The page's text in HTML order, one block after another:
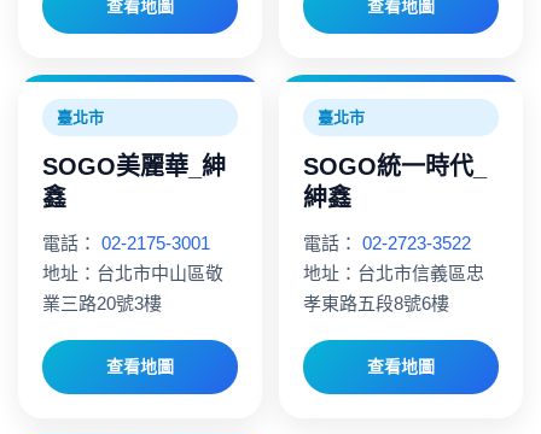
查看地圖 查看地圖
臺北市
SOGO美麗華_紳
鑫
電話： 02-2175-3001
地址：台北市中山區敬
業三路20號3樓
查看地圖
臺北市
SOGO統一時代_
紳鑫
電話： 02-2723-3522
地址：台北市信義區忠
孝東路五段8號6樓
查看地圖